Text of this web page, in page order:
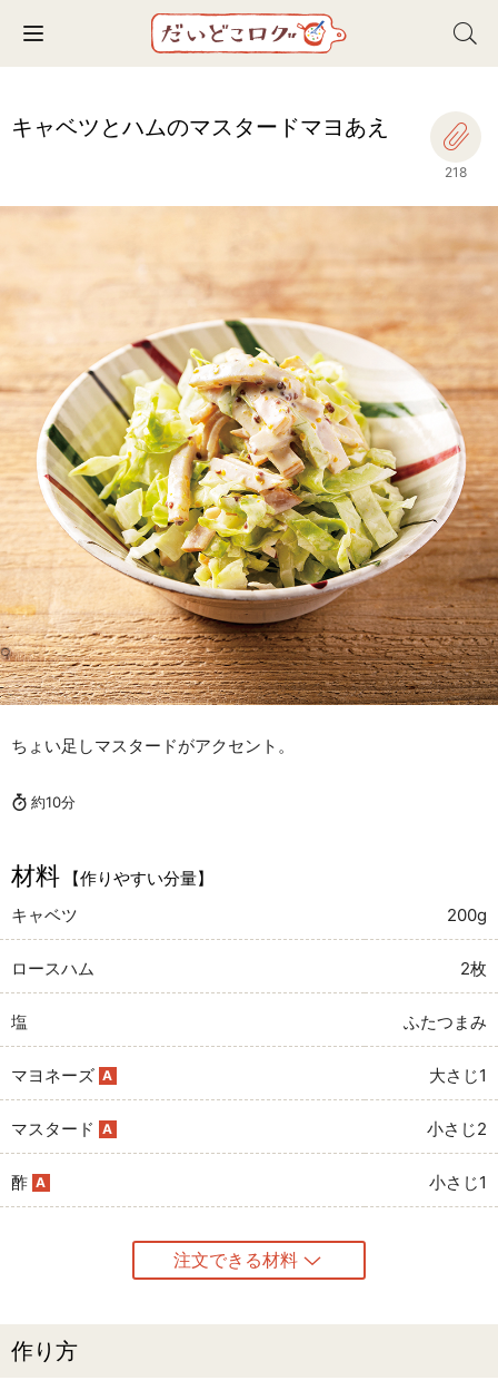
Toggle navigation
キャベツとハムのマスタードマヨあえ
218
ちょい足しマスタードがアクセント。
約10分
材料
【作りやすい分量】
キャベツ
200g
ロースハム 2枚
塩 ふたつまみ
マヨネーズ A 大さじ1
マスタード A 小さじ2
酢 A 小さじ1
注文できる材料
作り方